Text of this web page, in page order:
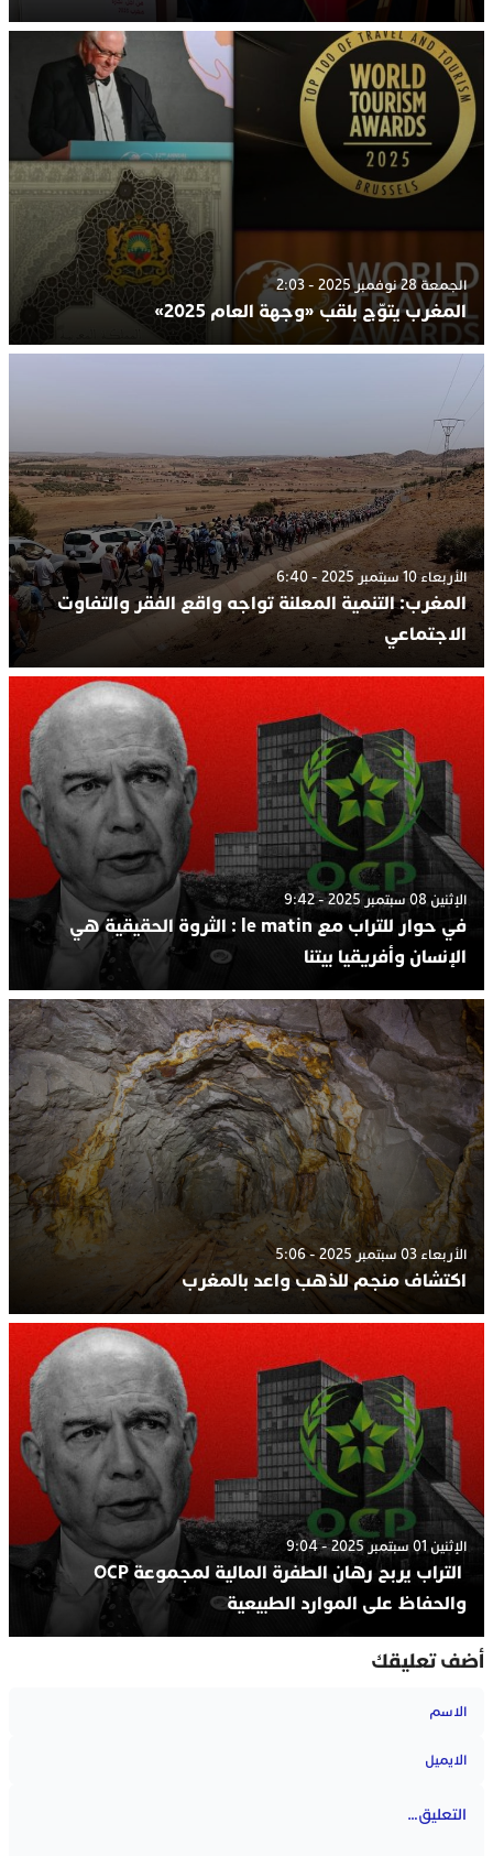
الجمعة 28 نوفمبر 2025 - 2:03
المغرب يتوّج بلقب «وجهة العام 2025»
الأربعاء 10 سبتمبر 2025 - 6:40
المغرب: التنمية المعلنة تواجه واقع الفقر والتفاوت
الاجتماعي
الإثنين 08 سبتمبر 2025 - 9:42
في حوار للتراب مع le matin : الثروة الحقيقية هي
الإنسان وأفريقيا بيتنا
الأربعاء 03 سبتمبر 2025 - 5:06
اكتشاف منجم للذهب واعد بالمغرب
الإثنين 01 سبتمبر 2025 - 9:04
التراب يربح رهان الطفرة المالية لمجموعة OCP
والحفاظ على الموارد الطبيعية
أضف تعليقك